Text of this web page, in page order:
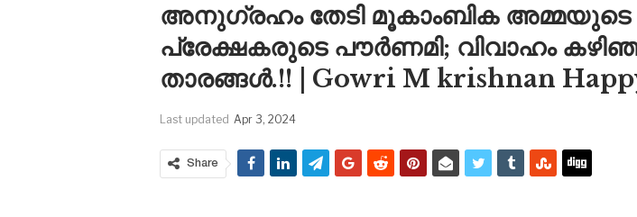
അനുഗ്രഹം തേടി മൂകാംബിക അമ്മയുടെ
പ്രേക്ഷകരുടെ പൗർണമി; വിവാഹം
താരങ്ങൾ.!! | Gowri M krishnan
Last updated Apr 3, 2024
Share